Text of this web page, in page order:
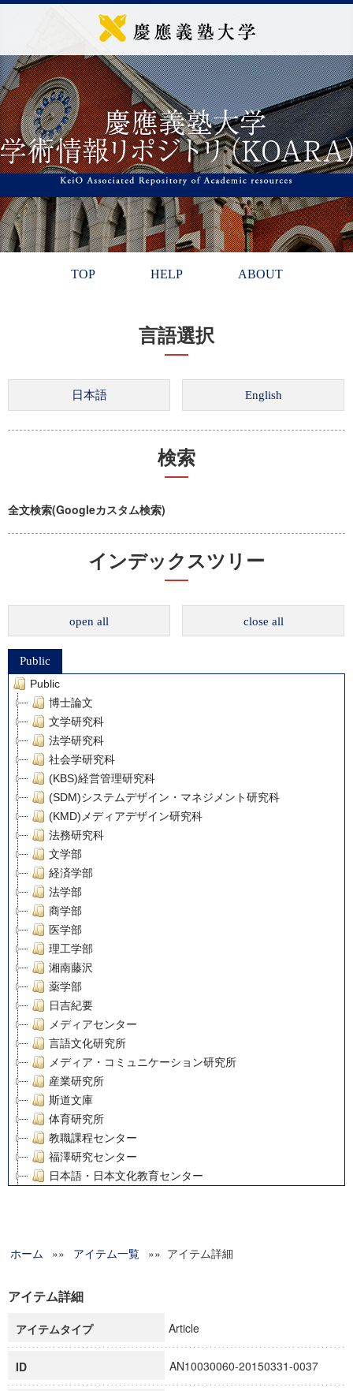
TOP HELP ABOUT
言語選択
検索
全文検索(Googleカスタム検索)
インデックスツリー
open all close all
Public
Public
博士論文
文学研究科
法学研究科
社会学研究科
(KBS)経営管理研究科
(SDM)システムデザイン・マネジメント研究科
(KMD)メディアデザイン研究科
法務研究科
文学部
経済学部
法学部
商学部
医学部
理工学部
湘南藤沢
薬学部
日吉紀要
メディアセンター
言語文化研究所
メディア・コミュニケーション研究所
産業研究所
斯道文庫
体育研究所
教職課程センター
福澤研究センター
日本語・日本文化教育センター
グローバルリサーチインスティテュート
科学研究費補助金研究成果報告書
慶應義塾大学グローバルCOEプログラム市民社会ガバナンス
慶應義塾大学グローバルCOEプログラム論理と感性の先端的
博士課程教育リーディングプログラム「超成熟社会発展のサ
学術雑誌掲載論文等(8)
ホーム »» アイテム一覧 »» アイテム詳細
アイテム詳細
アイテムタイプ Article
ID AN10030060-20150331-0037